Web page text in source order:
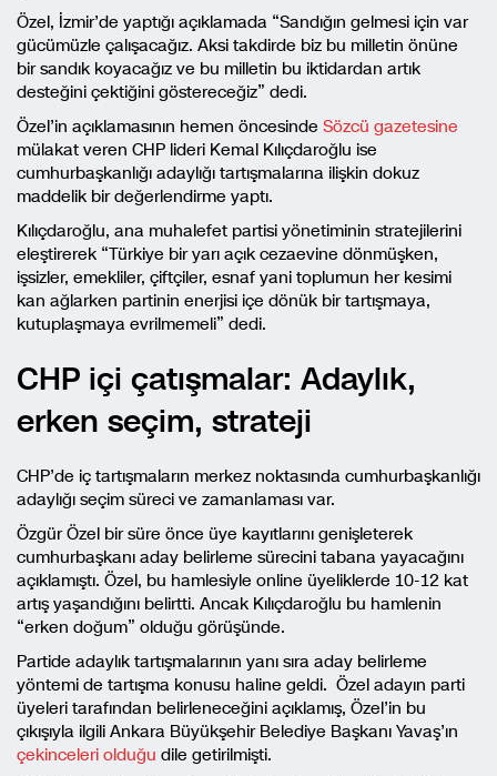
Özel, İzmir’de yaptığı açıklamada “Sandığın gelmesi için var
gücümüzle çalışacağız. Aksi takdirde biz bu milletin önüne
bir sandık koyacağız ve bu milletin bu iktidardan artık
desteğini çektiğini göstereceğiz” dedi.
Özel’in açıklamasının hemen öncesinde Sözcü gazetesine
mülakat veren CHP lideri Kemal Kılıçdaroğlu ise
cumhurbaşkanlığı adaylığı tartışmalarına ilişkin dokuz
maddelik bir değerlendirme yaptı.
Kılıçdaroğlu, ana muhalefet partisi yönetiminin stratejilerini
eleştirerek “Türkiye bir yarı açık cezaevine dönmüşken,
işsizler, emekliler, çiftçiler, esnaf yani toplumun her kesimi
kan ağlarken partinin enerjisi içe dönük bir tartışmaya,
kutuplaşmaya evrilmemeli” dedi.
CHP içi çatışmalar: Adaylık,
erken seçim, strateji
CHP’de iç tartışmaların merkez noktasında cumhurbaşkanlığı
adaylığı seçim süreci ve zamanlaması var.
Özgür Özel bir süre önce üye kayıtlarını genişleterek
cumhurbaşkanı aday belirleme sürecini tabana yayacağını
açıklamıştı. Özel, bu hamlesiyle online üyeliklerde 10-12 kat
artış yaşandığını belirtti. Ancak Kılıçdaroğlu bu hamlenin
“erken doğum” olduğu görüşünde.
Partide adaylık tartışmalarının yanı sıra aday belirleme
yöntemi de tartışma konusu haline geldi. Özel adayın parti
üyeleri tarafından belirleneceğini açıklamış, Özel’in bu
çıkışıyla ilgili Ankara Büyükşehir Belediye Başkanı Yavaş’ın
çekinceleri olduğu dile getirilmişti.